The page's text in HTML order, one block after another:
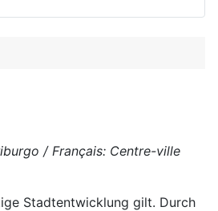
/ Français: Centre-ville
Stadtentwicklung gilt. Durch